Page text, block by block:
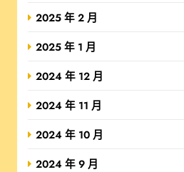
2025 年 2 月
2025 年 1 月
2024 年 12 月
2024 年 11 月
2024 年 10 月
2024 年 9 月